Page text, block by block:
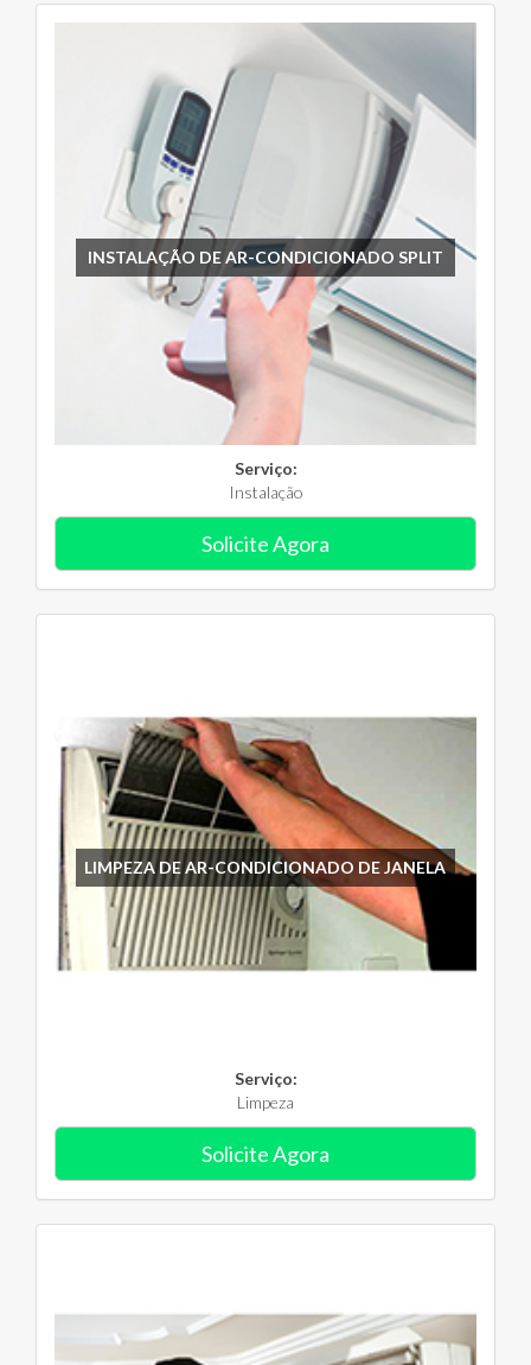
INSTALAÇÃO DE AR-CONDICIONADO SPLIT
Serviço:
Instalação
Solicite Agora
LIMPEZA DE AR-CONDICIONADO DE JANELA
Serviço:
Limpeza
Solicite Agora